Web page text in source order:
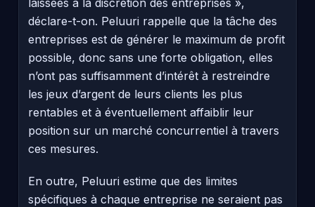
déclare-t-on. Peluuri rappelle que la tâche des
entreprises est de générer le maximum de profit
possible, donc sans une forte obligation, elles
n’ont pas suffisamment d’intérêt à restreindre
les jeux d’argent de leurs clients les plus
rentables et à éventuellement affaiblir leur
position sur un marché concurrentiel à travers
ces mesures.
En outre, Peluuri estime que des limites
spécifiques à chaque entreprise ne seraient pas